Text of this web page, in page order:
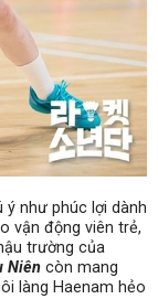
như phúc lợi dành
vận động viên trẻ,
trường của
Niên còn mang
làng Haenam hẻo